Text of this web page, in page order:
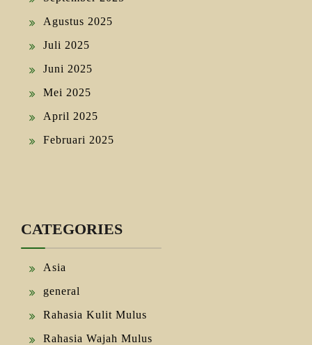
Agustus 2025
Juli 2025
Juni 2025
Mei 2025
April 2025
Februari 2025
CATEGORIES
Asia
general
Rahasia Kulit Mulus
Rahasia Wajah Mulus